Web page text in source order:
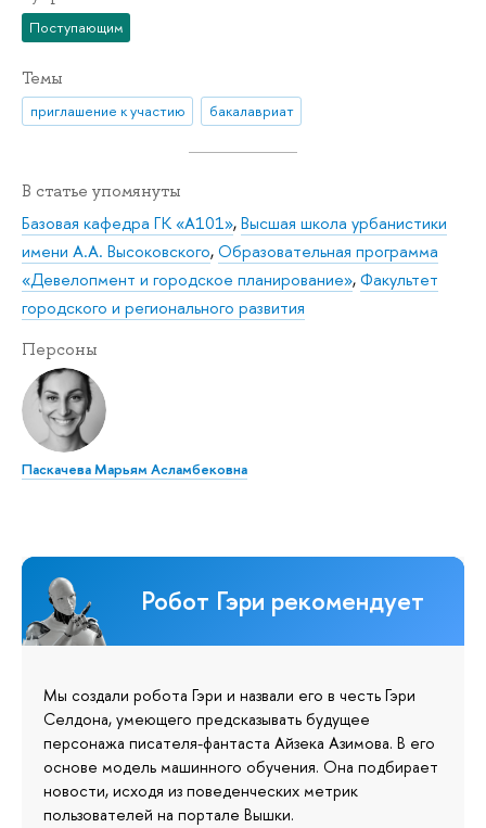
Поступающим
Темы
приглашение к участию бакалавриат
В статье упомянуты
Базовая кафедра ГК «А101»,Высшая школа урбанистики
имени А.А. Высоковского,Образовательная программа
«Девелопмент и городское планирование»,Факультет
городского и регионального развития
Персоны
Паскачева Марьям Асламбековна
Робот Гэри рекомендует
Мы создали робота Гэри и назвали его в честь Гэри
Селдона, умеющего предсказывать будущее
персонажа писателя-фантаста Айзека Азимова. В его
основе модель машинного обучения. Она подбирает
новости, исходя из поведенческих метрик
пользователей на портале Вышки.